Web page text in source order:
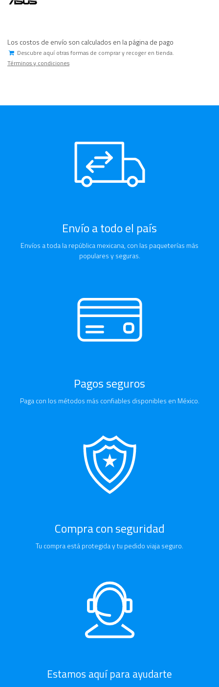
Los costos de envío son calculados en la página de pago
Descubre aquí otras formas de comprar y recoger en tienda.
Términos y condiciones
Envío a todo el país
Envíos a toda la república mexicana, con las paqueterías más
populares y seguras.
Pagos seguros
Paga con los métodos más confiables disponibles en México.
Compra con seguridad
Tu compra está protegida y tu pedido viaja seguro.
Estamos aquí para ayudarte